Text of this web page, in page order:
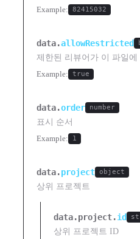
Example:
82415032
data.allowRestricted
제한된 리뷰어가 이 파일
Example:
true
data.order number
표시 순서
Example:
1
data.project object
상위 프로젝트
data.project.id
상위 프로젝트 ID